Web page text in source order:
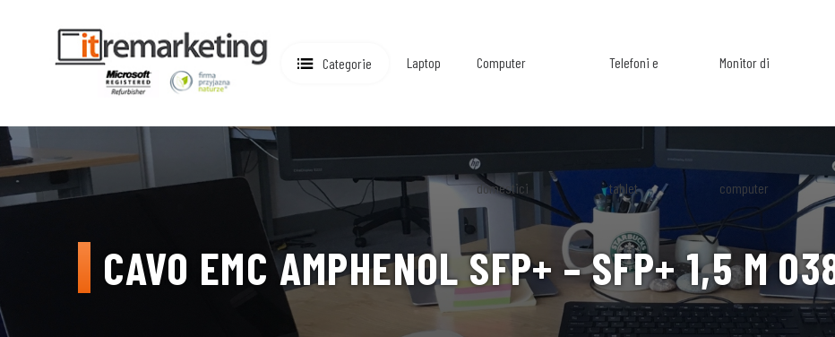
Categorie Laptop Computer
domestici
Telefoni e
tablet
Monitor di
computer
CAVO EMC AMPHENOL SFP+ – SFP+ 1,5 M